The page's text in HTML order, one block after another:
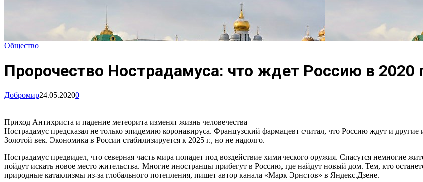
Общество
Пророчество Нострадамуса: что ждет Россию в 2020
Добромир24.05.20200
Приход Антихриста и падение метеорита изменят жизнь человечества
Нострадамус предсказал не только эпидемию коронавируса. Французский фармацевт считал, что Россию ждут и
Золотой век. Экономика в России стабилизируется к 2025 г., но не надолго.
Нострадамус предвидел, что северная часть мира попадет под воздействие химического оружия. Спасутся немногие
пойдут искать новое место жительства. Многие иностранцы прибегут в Россию, где найдут новый дом. Тем, кто
природные катаклизмы из-за глобального потепления, пишет автор канала «Марк Эрнстов» в Яндекс.Дзене.